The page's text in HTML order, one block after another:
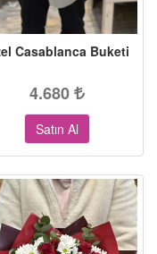
Casablanca Buketi
4.680
Satın Al